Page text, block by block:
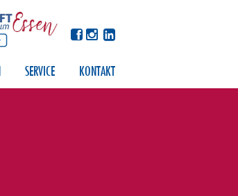
SERVICE KONTAKT